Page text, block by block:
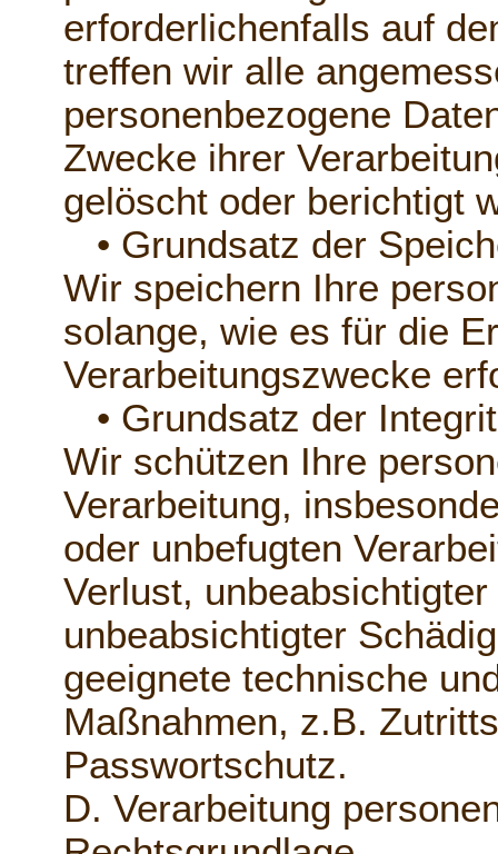
erforderlichenfalls auf
treffen wir alle
personenbezogene
Zwecke ihrer
gelöscht oder berichtigt
• Grundsatz der
Wir speichern Ihre
solange, wie es für die
Verarbeitungszwecke
• Grundsatz der
Wir schützen Ihre
Verarbeitung,
oder unbefugten
Verlust,
unbeabsichtigter
geeignete technische
Maßnahmen, z.B.
Passwortschutz.
D. Verarbeitung